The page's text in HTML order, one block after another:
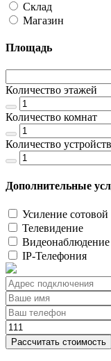
Склад
Магазин
Площадь
Количество этажей
Количество комнат
Количество устройств
Дополнительные
Усиление сотовой
Телевидение
Видеонаблюдение
IP-Телефония
Рассчитать стоимость